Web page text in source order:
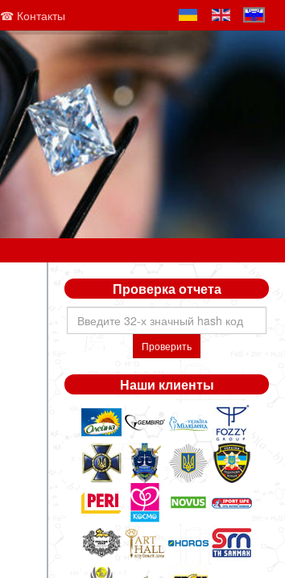
☎ Контакты
Проверка отчета
Проверить
Наши клиенты